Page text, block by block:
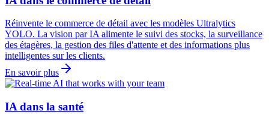
Réinvente le commerce de détail avec les modèles Ultralytics
YOLO. La vision par IA alimente le suivi des stocks, la surveillance
des étagères, la gestion des files d'attente et des informations plus
intelligentes sur les clients.
En savoir plus
IA dans la santé